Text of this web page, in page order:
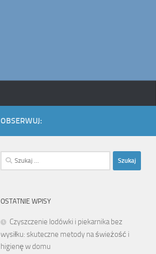
OBSERWUJ:
Szukaj:
OSTATNIE WPISY
Czyszczenie lodówki i piekarnika bez
wysiłku: skuteczne metody na świeżość i
higienę w domu